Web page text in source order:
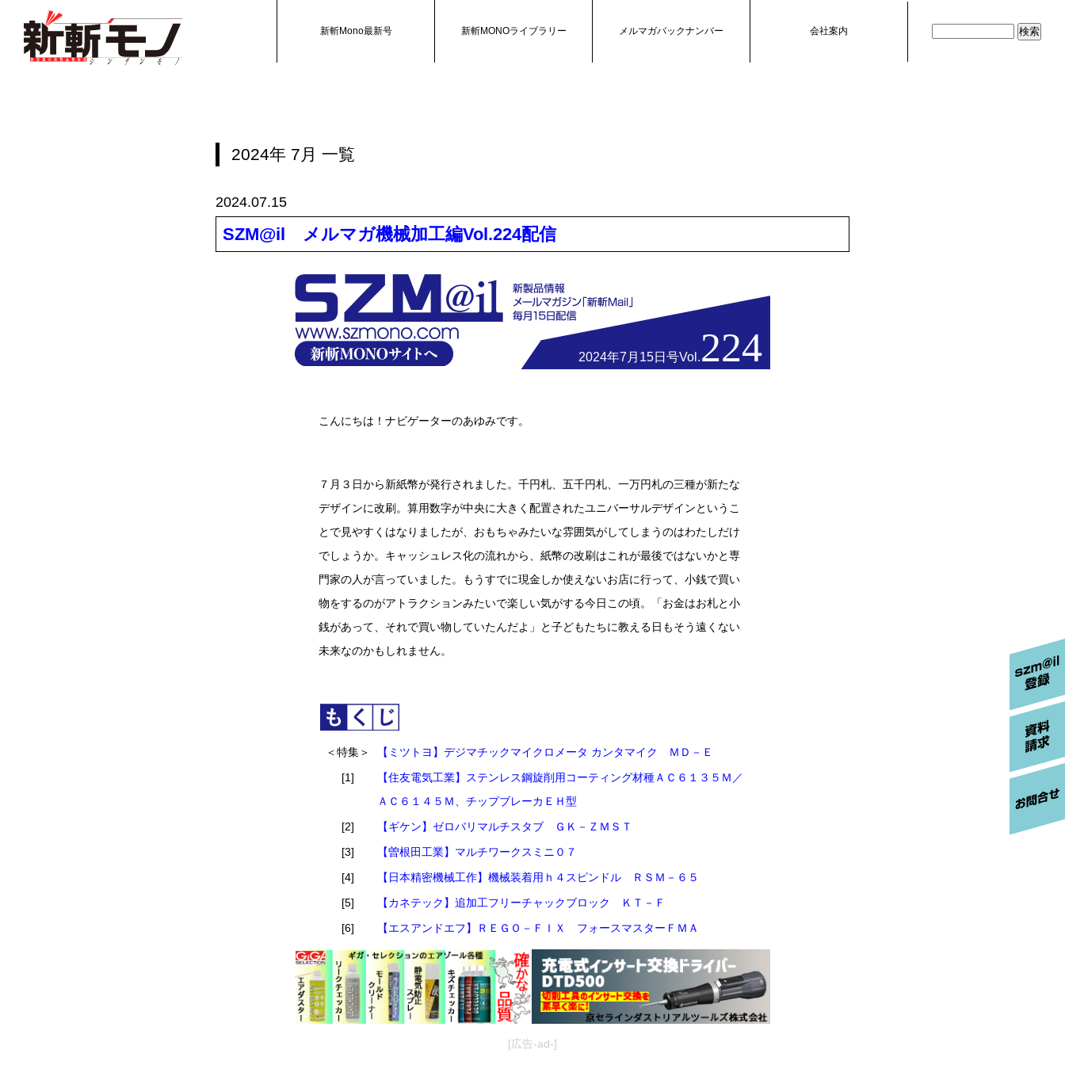
新斬Mono最新号 新斬MONOライブラリー メルマガバックナンバー 会社案内
2024年 7月 一覧
2024.07.15
SZM@il メルマガ機械加工編Vol.224配信
2024年7月15日号Vol.224
こんにちは！ナビゲーターのあゆみです。
７月３日から新紙幣が発行されました。千円札、五千円札、一万円札の三種が新たな
デザインに改刷。算用数字が中央に大きく配置されたユニバーサルデザインというこ
とで見やすくはなりましたが、おもちゃみたいな雰囲気がしてしまうのはわたしだけ
でしょうか。キャッシュレス化の流れから、紙幣の改刷はこれが最後ではないかと専
門家の人が言っていました。もうすでに現金しか使えないお店に行って、小銭で買い
物をするのがアトラクションみたいで楽しい気がする今日この頃。「お金はお札と小
銭があって、それで買い物していたんだよ」と子どもたちに教える日もそう遠くない
未来なのかもしれません。
＜特集＞
【ミツトヨ】デジマチックマイクロメータ カンタマイク ＭＤ－Ｅ
[1]
【住友電気工業】ステンレス鋼旋削用コーティング材種ＡＣ６１３５Ｍ／
ＡＣ６１４５Ｍ、チップブレーカＥＨ型
[2]
【ギケン】ゼロバリマルチスタブ ＧＫ－ＺＭＳＴ
[3]
【曽根田工業】マルチワークスミニ０７
[4]
【日本精密機械工作】機械装着用ｈ４スピンドル ＲＳＭ－６５
[5]
【カネテック】追加工フリーチャックブロック ＫＴ－Ｆ
[6]
【エスアンドエフ】ＲＥＧＯ－ＦＩＸ フォースマスターＦＭＡ
[広告-ad-]